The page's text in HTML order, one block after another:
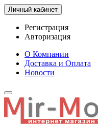
Личный кабинет
Регистрация
Авторизация
О Компании
Доставка и Оплата
Новости